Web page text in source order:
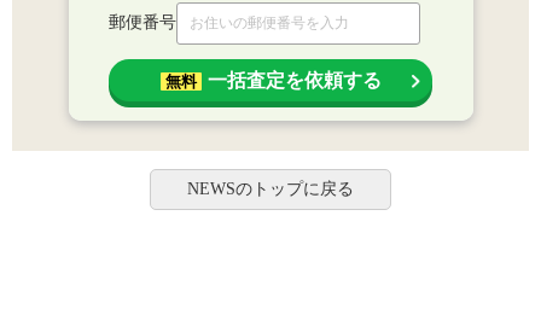
郵便番号
無料 一括査定を依頼する
NEWSのトップに戻る